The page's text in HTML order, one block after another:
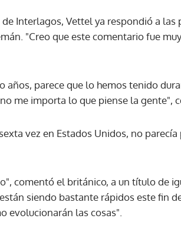
Interlagos, Vettel ya respondió a las
"Creo que este comentario fue muy
parece que lo hemos tenido
me importa lo que piense la gente",
vez en Estados Unidos, no
comentó el británico, a un título de
siendo bastante rápidos este fin
evolucionarán las cosas".